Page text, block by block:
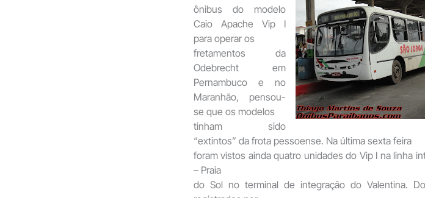
ônibus do modelo
Caio Apache Vip I
para operar os
fretamentos da
Odebrecht em
Pernambuco e no
Maranhão, pensou-
se que os modelos
tinham sido
“extintos” da frota pessoense. Na última sexta feira
foram vistos ainda quatro unidades do Vip I na linha
– Praia
do Sol no terminal de integração do Valentina.